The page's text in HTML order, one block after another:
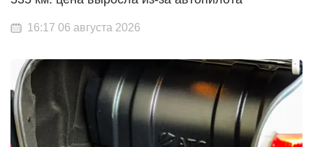
16:17 06 августа 2026